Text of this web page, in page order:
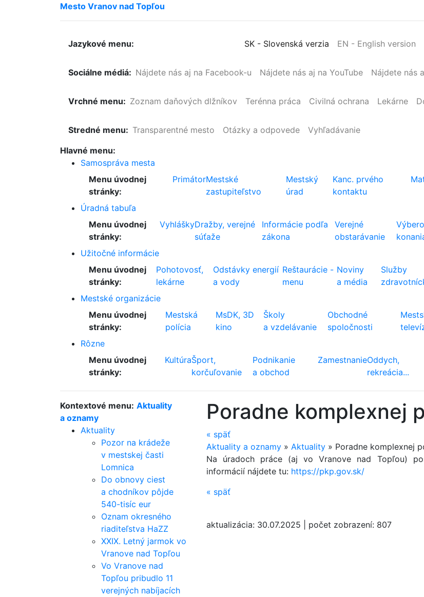
Mesto Vranov nad Topľou
Jazykové menu: SK - Slovenská verzia EN - English version
Sociálne médiá: Nájdete nás aj na Facebook-u Nájdete nás aj na YouTube Nájdete nás
Vrchné menu: Zoznam daňových dlžníkov Terénna práca Civilná ochrana Lekárne
Stredné menu: Transparentné mesto Otázky a odpovede
Vyhľadávanie
Hlavné menu:
Samospráva mesta
Menu úvodnej
stránky:
PrimátorMestské
zastupiteľstvo
Mestský
úrad
Kanc. prvého
kontaktu
Úradná tabuľa
Menu úvodnej
stránky:
VyhláškyDražby, verejné
súťaže
Informácie podľa
zákona
Verejné
obstarávanie
Užitočné informácie
Menu úvodnej
stránky:
Pohotovosť,
lekárne
Odstávky energií
a vody
Reštaurácie -
menu
Noviny
a média
Služby
Mestské organizácie
Menu úvodnej
stránky:
Mestská
polícia
MsDK, 3D
kino
Školy
a vzdelávanie
Obchodné
spoločnosti
Rôzne
Menu úvodnej
stránky:
KultúraŠport,
korčuľovanie
Podnikanie
a obchod
ZamestnanieOddych,
rekreácia...
Kontextové menu: Aktuality
a oznamy
Aktuality
Pozor na krádeže
v mestskej časti
Lomnica
Do obnovy ciest
a chodníkov pôjde
540-tisíc eur
Oznam okresného
riaditeľstva HaZZ
XXIX. Letný jarmok vo
Vranove nad Topľou
Vo Vranove nad
Topľou pribudlo 11
verejných nabíjacích
Poradne komplexnej
« späť
Aktuality a oznamy » Aktuality » Poradne komplexnej
Na úradoch práce (aj vo Vranove nad Topľou)
informácií nájdete tu: https://pkp.gov.sk/
« späť
aktualizácia: 30.07.2025 počet zobrazení: 807